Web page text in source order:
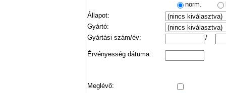
norm.
Állapot:
Gyártó:
Gyártási szám/év:
/
Érvényesség dátuma:
Meglévő: